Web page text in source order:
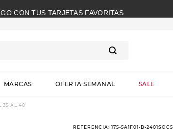
CON TUS TARJETAS FAVORITAS
MARCAS OFERTA SEMANAL SALE
35 AL 40
REFERENCIA:175-5A1F01-B-2401SOC5